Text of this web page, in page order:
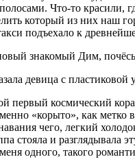
Что-то красили,
который из них наш
подъехало к
знакомый Дим,
девица с
первый космический
«корыто», как
чего, легкий
стояла и разглядывала
одного, такого